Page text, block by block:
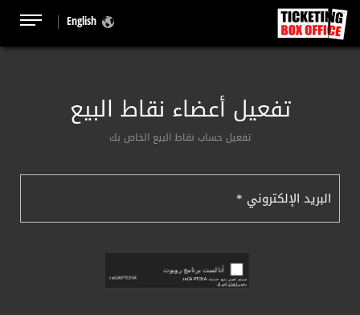
English
تفعيل أعضاء نقاط البيع
تفعيل حساب نقاط البيع الخاص بك